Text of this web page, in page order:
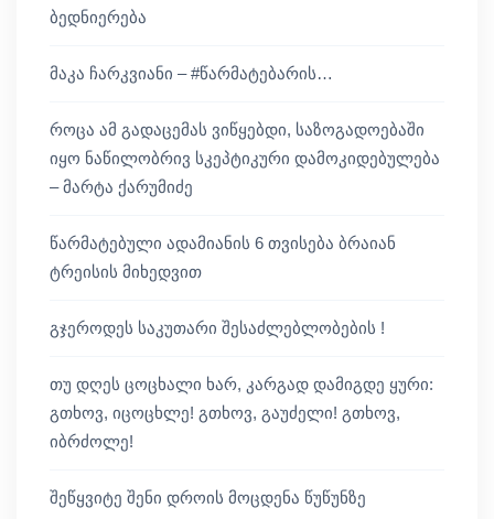
ბედნიერება
მაკა ჩარკვიანი – #წარმატებარის…
როცა ამ გადაცემას ვიწყებდი, საზოგადოებაში
იყო ნაწილობრივ სკეპტიკური დამოკიდებულება
– მარტა ქარუმიძე
წარმატებული ადამიანის 6 თვისება ბრაიან
ტრეისის მიხედვით
გჯეროდეს საკუთარი შესაძლებლობების !
თუ დღეს ცოცხალი ხარ, კარგად დამიგდე ყური:
გთხოვ, იცოცხლე! გთხოვ, გაუძელი! გთხოვ,
იბრძოლე!
შეწყვიტე შენი დროის მოცდენა წუწუნზე